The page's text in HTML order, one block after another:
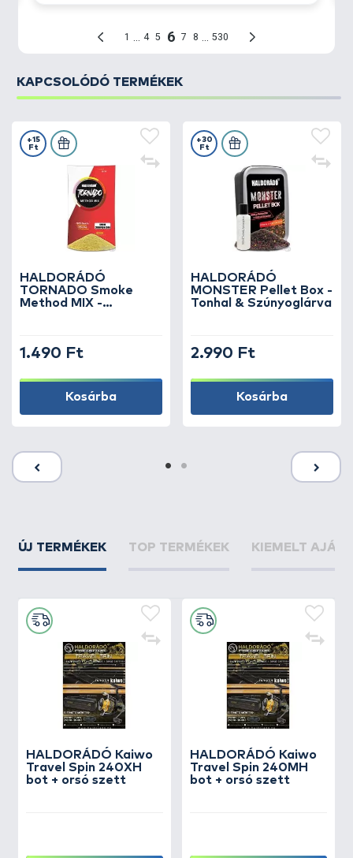
KAPCSOLÓDÓ TERMÉKEK
HALDORÁDÓ
TORNADO Smoke
Method MIX -
+15
Ft
1.490 Ft
Kosárba
HALDORÁDÓ
MONSTER Pellet Box -
Tonhal & Szúnyoglárva
+30
Ft
2.990 Ft
Kosárba
ÚJ TERMÉKEK TOP TERMÉKEK KIEMELT
HALDORÁDÓ Kaiwo
Travel Spin 240XH
bot + orsó szett
HALDORÁDÓ Kaiwo
Travel Spin 240MH
bot + orsó szett